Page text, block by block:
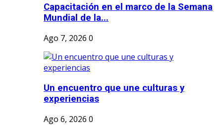
Capacitación en el marco de la Semana
Mundial de la...
Ago 7, 2026 0
Un encuentro que une culturas y
experiencias
Ago 6, 2026 0